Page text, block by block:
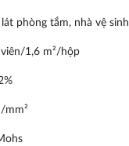
phòng tắm, nhà vệ sinh
1,6 m²/hộp
mm²